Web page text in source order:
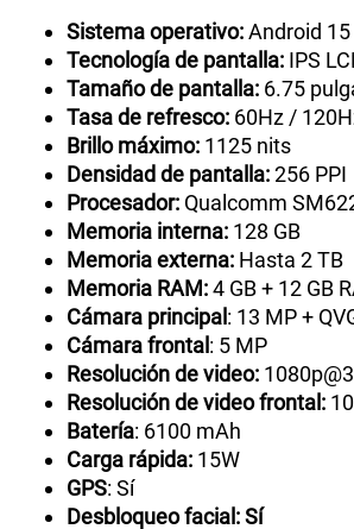
Sistema operativo:Android 15
Tecnología de pantalla: IPS
Tamaño de pantalla: 6.75
Tasa de refresco: 60Hz /
Brillo máximo: 1125 nits
Densidad de pantalla:256 PPI
Procesador: Qualcomm
Memoria interna: 128 GB
Memoria externa: Hasta 2 TB
Memoria RAM:4 GB + 12 GB
Cámara principal: 13 MP +
Cámara frontal: 5 MP
Resolución de video:
Resolución de video frontal:
Batería: 6100 mAh
Carga rápida: 15W
GPS: Sí
Desbloqueo facial: Sí